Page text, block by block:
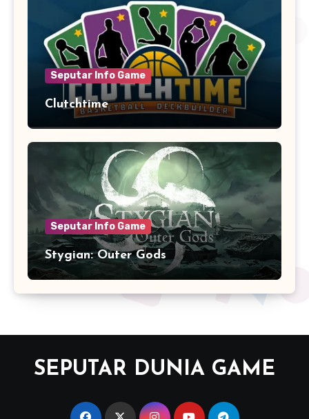
Seputar Info Game
Clutchtime
Seputar Info Game
Stygian: Outer Gods
SEPUTAR DUNIA GAME